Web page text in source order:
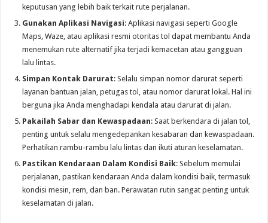
keputusan yang lebih baik terkait rute perjalanan.
Gunakan Aplikasi Navigasi: Aplikasi navigasi seperti Google
Maps, Waze, atau aplikasi resmi otoritas tol dapat membantu Anda
menemukan rute alternatif jika terjadi kemacetan atau gangguan
lalu lintas.
Simpan Kontak Darurat: Selalu simpan nomor darurat seperti
layanan bantuan jalan, petugas tol, atau nomor darurat lokal. Hal ini
berguna jika Anda menghadapi kendala atau darurat di jalan.
Pakailah Sabar dan Kewaspadaan: Saat berkendara di jalan tol,
penting untuk selalu mengedepankan kesabaran dan kewaspadaan.
Perhatikan rambu-rambu lalu lintas dan ikuti aturan keselamatan.
Pastikan Kendaraan Dalam Kondisi Baik: Sebelum memulai
perjalanan, pastikan kendaraan Anda dalam kondisi baik, termasuk
kondisi mesin, rem, dan ban. Perawatan rutin sangat penting untuk
keselamatan di jalan.